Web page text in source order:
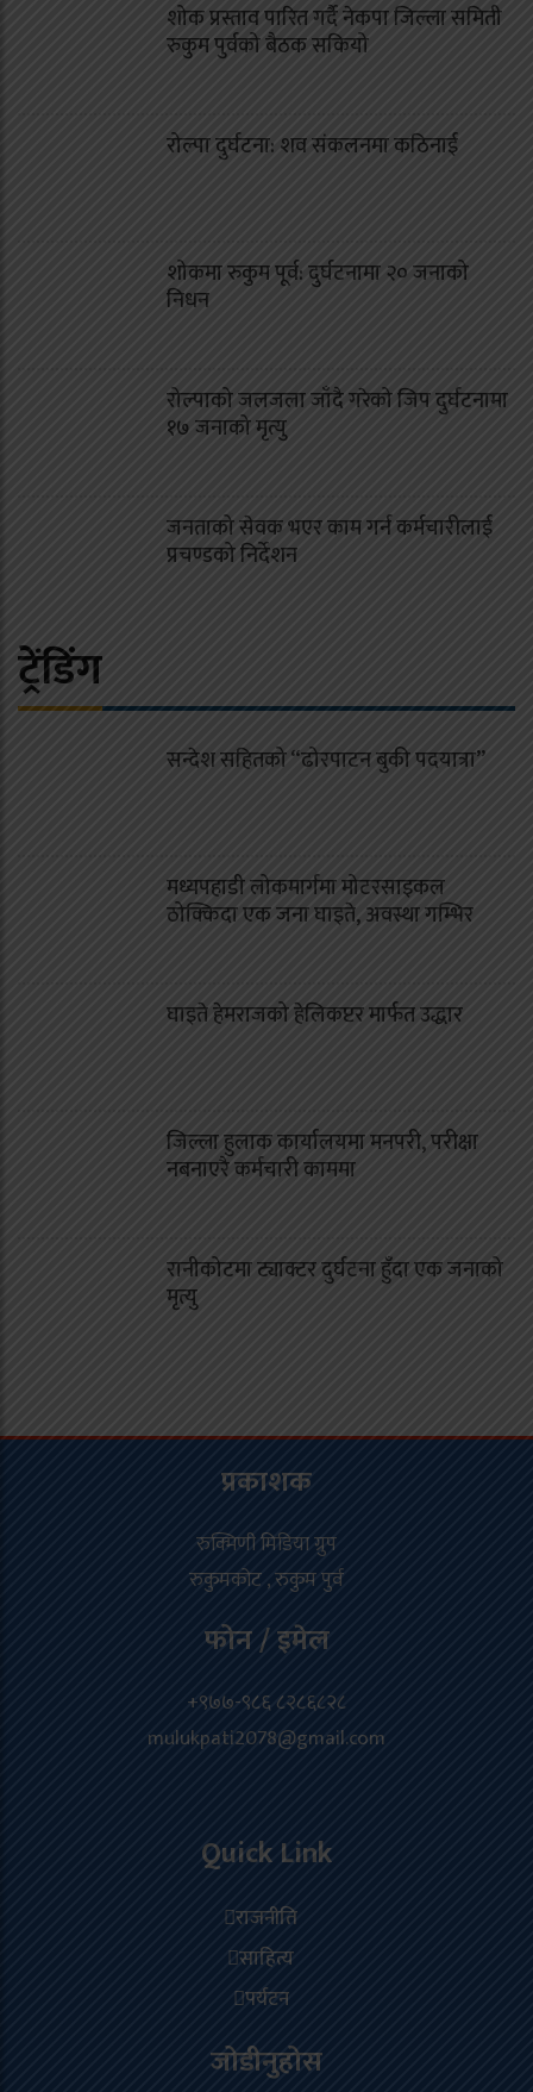
शोक प्रस्ताव पारित गर्दै नेकपा जिल्ला समिती
रुकुम पुर्वको बैठक सकियो
रोल्पा दुर्घटना: शव संकलनमा कठिनाई
शोकमा रुकुम पूर्व: दुर्घटनामा २० जनाको
निधन
रोल्पाको जलजला जाँदै गरेको जिप दुर्घटनामा
१७ जनाको मृत्यु
जनताको सेवक भएर काम गर्न कर्मचारीलाई
प्रचण्डको निर्देशन
ट्रेंडिंग
सन्देश सहितको “ढोरपाटन बुकी पदयात्रा”
मध्यपहाडी लोकमार्गमा मोटरसाइकल
ठोक्किदा एक जना घाइते, अवस्था गम्भिर
घाइते हेमराजको हेलिकप्टर मार्फत उद्धार
जिल्ला हुलाक कार्यालयमा मनपरी, परीक्षा
नबनाएरै कर्मचारी काममा
रानीकोटमा ट्याक्टर दुर्घटना हुँदा एक जनाको
मृत्यु
प्रकाशक
रुक्मिणी मिडिया ग्रुप
रुकुमकोट , रुकुम पुर्व
फोन / इमेल
+९७७-९८६ ८२८६८२८
mulukpati2078@gmail.com
Quick Link
राजनीति
साहित्य
पर्यटन
जोडीनुहोस